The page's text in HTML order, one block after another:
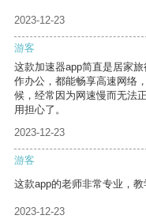
2023-12-23
游客
这款加速器app简直是居家
作办公，都能畅享高速网络
候，经常因为网速慢而无法
用担心了。
2023-12-23
游客
这款app的老师非常专业，
2023-12-23